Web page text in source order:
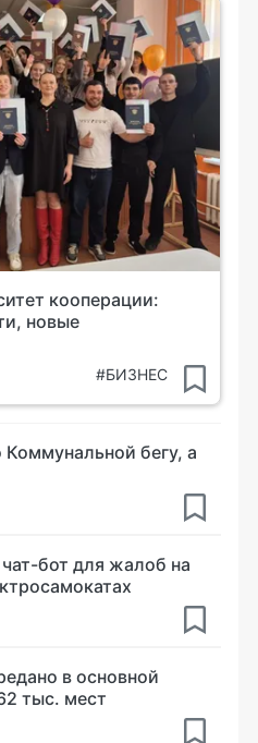
кооперации:
новые
#БИЗНЕС
бегу, а
бот для жалоб на
в основной
тыс. мест